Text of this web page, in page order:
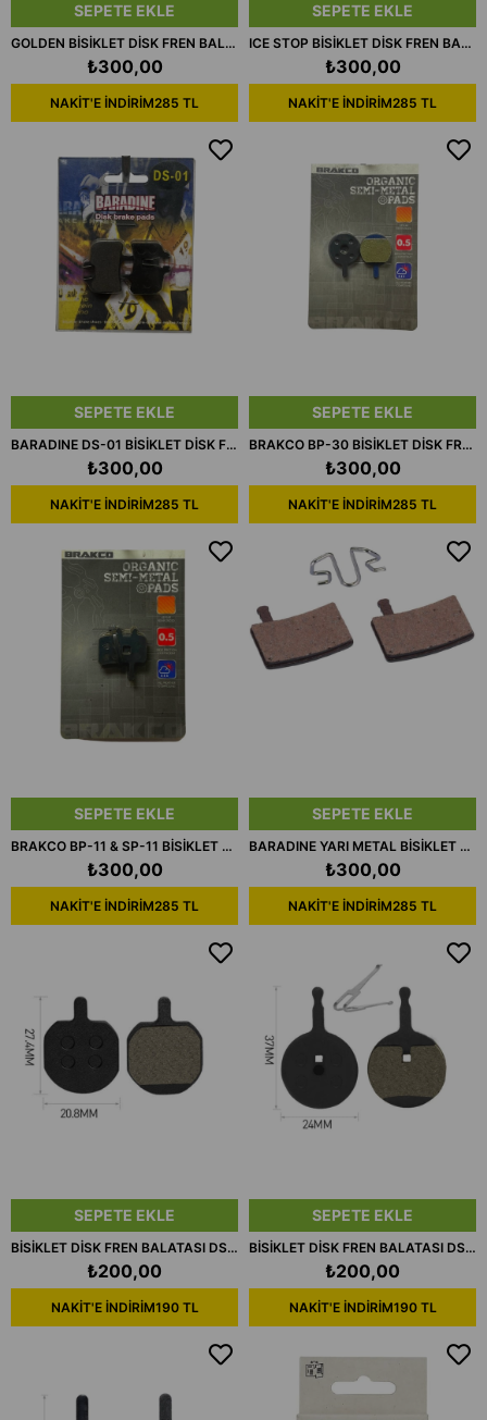
SEPETE EKLE
GOLDEN BİSİKLET DİSK FREN BALATASI BP-44 & SP-44
₺300,00
NAKİT'E İNDİRİM285 TL
SEPETE EKLE
ICE STOP BİSİKLET DİSK FREN BALATASI BP-44 & SP-44
₺300,00
NAKİT'E İNDİRİM285 TL
SEPETE EKLE
BARADINE DS-01 BİSİKLET DİSK FREN BALATASI
₺300,00
NAKİT'E İNDİRİM285 TL
SEPETE EKLE
BRAKCO BP-30 BİSİKLET DİSK FREN BALATASI
₺300,00
NAKİT'E İNDİRİM285 TL
SEPETE EKLE
BRAKCO BP-11 & SP-11 BİSİKLET DİSK FREN BALATASI
₺300,00
NAKİT'E İNDİRİM285 TL
SEPETE EKLE
BARADINE YARI METAL BİSİKLET DİSK FREN BALATASI DS-41
₺300,00
NAKİT'E İNDİRİM285 TL
SEPETE EKLE
BİSİKLET DİSK FREN BALATASI DSC617
₺200,00
NAKİT'E İNDİRİM190 TL
SEPETE EKLE
BİSİKLET DİSK FREN BALATASI DSC615
₺200,00
NAKİT'E İNDİRİM190 TL